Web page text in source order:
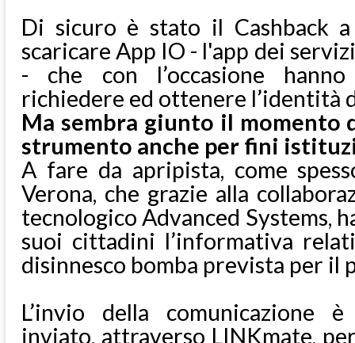
Di sicuro è stato il Cashback
scaricare App IO - l'app dei
- che con l’occasione
richiedere ed ottenere l’identità
Ma sembra giunto il momento
strumento anche per fini
A fare da apripista, come
Verona, che grazie alla
tecnologico Advanced Systems,
suoi cittadini l’informativa
disinnesco bomba prevista per il
L’invio della comunicazione
inviato, attraverso LINKmate,